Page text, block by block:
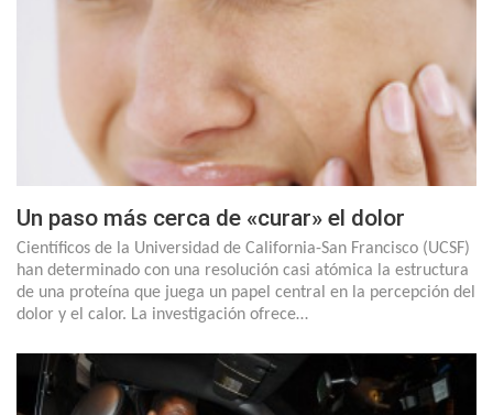
Un paso más cerca de «curar» el dolor
Científicos de la Universidad de California-San Francisco (UCSF)
han determinado con una resolución casi atómica la estructura
de una proteína que juega un papel central en la percepción del
dolor y el calor. La investigación ofrece…